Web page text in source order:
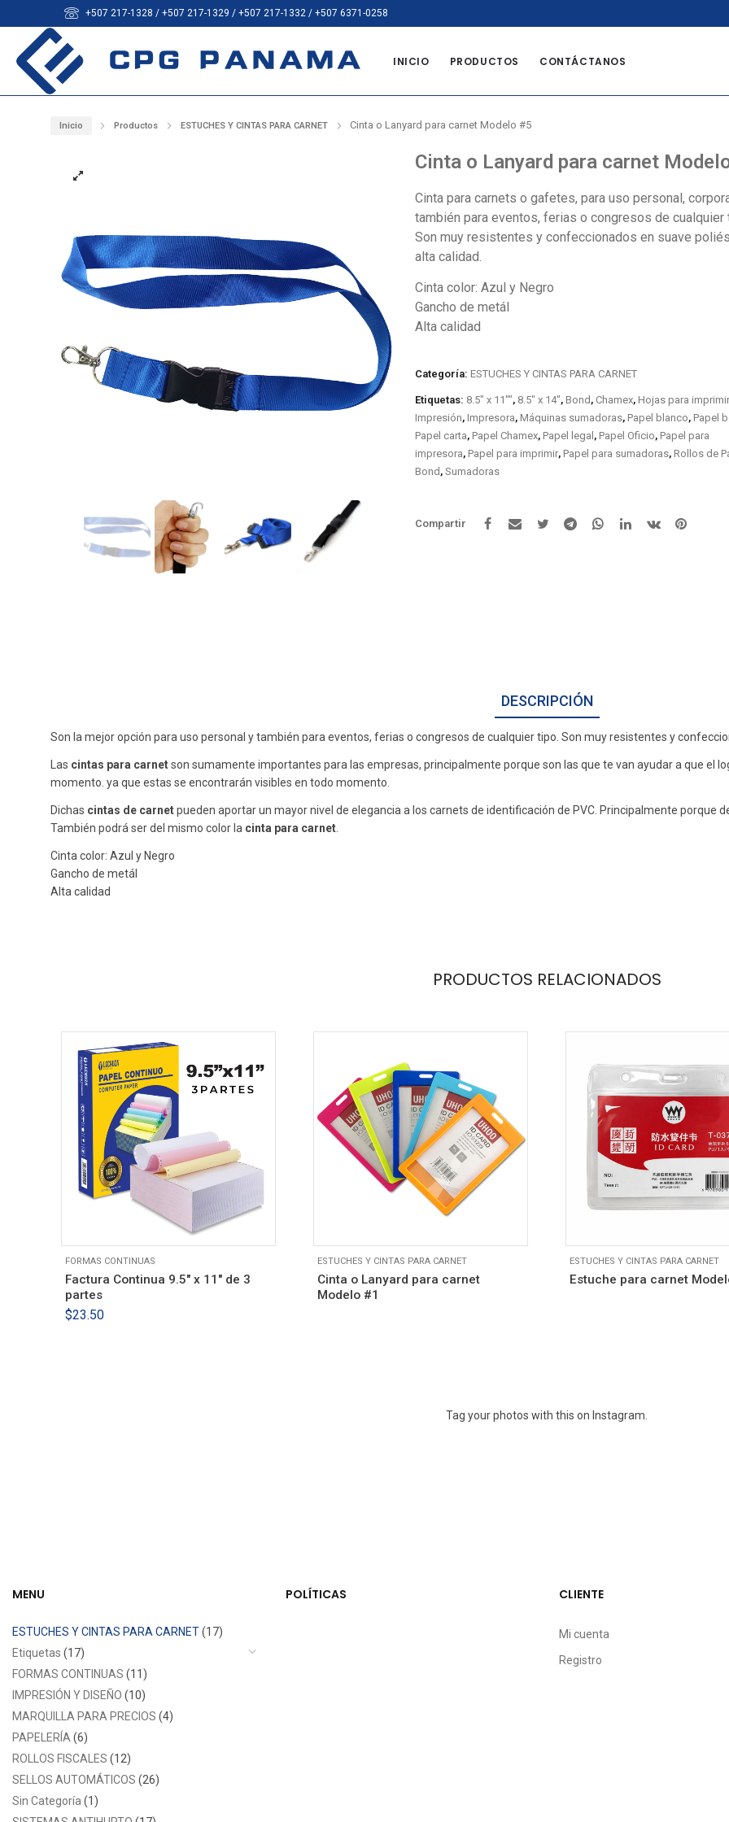
+507 217-1328 / +507 217-1329 / +507 217-1332 / +507 6371-0258
INICIO PRODUCTOS CONTÁCTANOS
Inicio Productos ESTUCHES Y CINTAS PARA CARNET Cinta o Lanyard para carnet Modelo #5
Cinta o Lanyard para carnet
Cinta para carnets o gafetes, para uso personal,
también para eventos, ferias o congresos de cualquier
Son muy resistentes y confeccionados en suave
alta calidad.
Cinta color: Azul y Negro
Gancho de metál
Alta calidad
Categoría: ESTUCHES Y CINTAS PARA CARNET
Etiquetas: 8.5" x 11"", 8.5" x 14", Bond, Chamex, Hojas para imprimir
Impresión, Impresora, Máquinas sumadoras, Papel blanco, Papel
Papel carta, Papel Chamex, Papel legal, Papel Oficio, Papel para
impresora, Papel para imprimir, Papel para sumadoras, Rollos de
Bond,Sumadoras
Compartir
DESCRIPCIÓN
Son la mejor opción para uso personal y también para eventos, ferias o congresos de cualquier tipo. Son muy resistentes y
Las cintas para carnetson sumamente importantes para las empresas, principalmente porque son las que te van ayudar a que el
momento. ya que estas se encontrarán visibles en todo momento.
Dichas cintas de carnetpueden aportar un mayor nivel de elegancia a los carnets de identificación de PVC. Principalmente porque
También podrá ser del mismo color la cinta para carnet
Cinta color: Azul y Negro
Gancho de metál
Alta calidad
PRODUCTOS RELACIONADOS
FORMAS CONTINUAS
Factura Continua 9.5″ x 11″ de 3
partes
$23.50
ESTUCHES Y CINTAS PARA CARNET
Cinta o Lanyard para carnet
Modelo #1
ESTUCHES Y CINTAS PARA CARNET
Estuche para carnet
Tag your photos with this on Instagram.
MENU
ESTUCHES Y CINTAS PARA CARNET(17)
Etiquetas (17)
FORMAS CONTINUAS (11)
IMPRESIÓN Y DISEÑO (10)
MARQUILLA PARA PRECIOS (4)
PAPELERÍA (6)
ROLLOS FISCALES (12)
SELLOS AUTOMÁTICOS (26)
Sin Categoría (1)
POLÍTICAS CLIENTE
Mi cuenta
Registro